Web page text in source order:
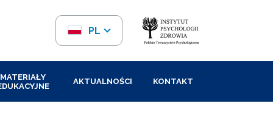
PL
EN
MATERIAŁY
AKTUALNOŚCI KONTAKT